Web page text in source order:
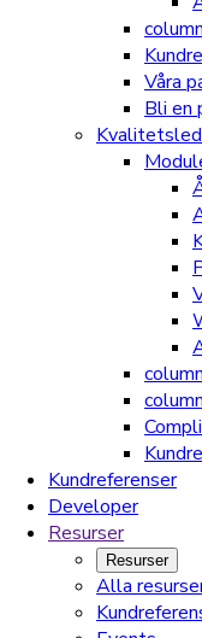
Våra
Bli en
Kundreferenser
Developer
Resurser
Resurser
Alla